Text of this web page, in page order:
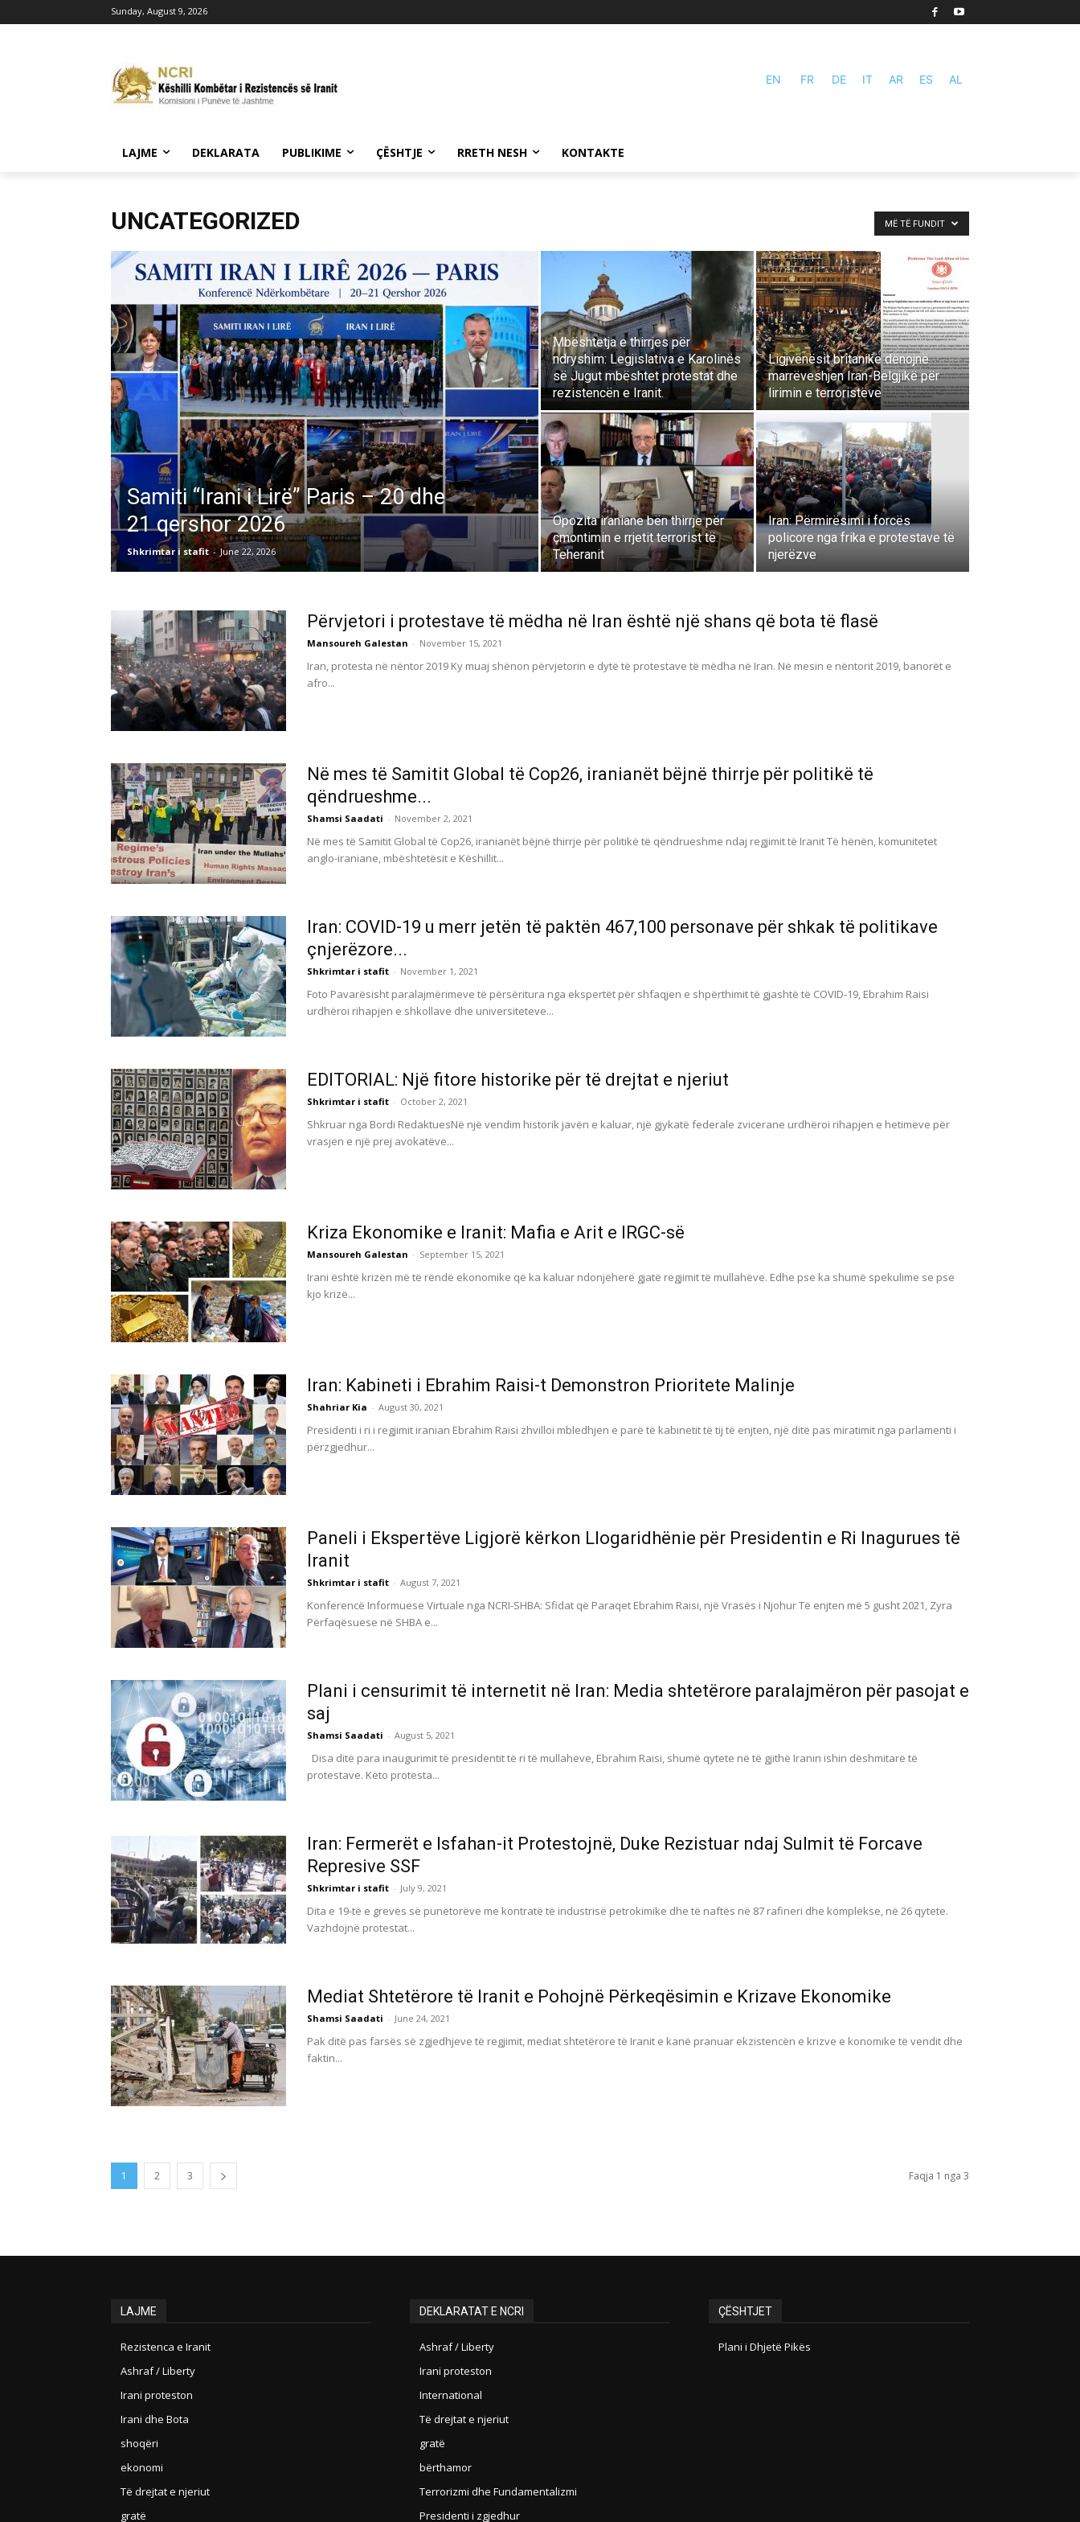
Sunday, August 9, 2026
EN FR DE IT AR ES AL
LAJME DEKLARATA PUBLIKIME ÇËSHTJE RRETH NESH KONTAKTE
UNCATEGORIZED MË TË FUNDIT
Samiti “Irani i Lirë” Paris – 20 dhe
21 qershor 2026
Shkrimtar i stafit - June 22, 2026
Mbështetja e thirrjes për
ndryshim: Legjislativa e Karolinës
së Jugut mbështet protestat dhe
rezistencën e Iranit.
Ligjvënësit britanikë dënojnë
marrëveshjen Iran-Belgjikë për
lirimin e terroristëve
Opozita iraniane bën thirrje për
çmontimin e rrjetit terrorist të
Teheranit
Iran: Përmirësimi i forcës
policore nga frika e protestave të
njerëzve
Përvjetori i protestave të mëdha në Iran është një shans që bota të flasë
Mansoureh Galestan - November 15, 2021
Iran, protesta në nëntor 2019 Ky muaj shënon përvjetorin e dytë të protestave të mëdha në Iran. Në mesin e nëntorit 2019, banorët e
afro...
Në mes të Samitit Global të Cop26, iranianët bëjnë thirrje për politikë të
qëndrueshme...
Shamsi Saadati - November 2, 2021
Në mes të Samitit Global të Cop26, iranianët bëjnë thirrje për politikë të qëndrueshme ndaj regjimit të Iranit Të hënën, komunitetet
anglo-iraniane, mbështetësit e Këshillit...
Iran: COVID-19 u merr jetën të paktën 467,100 personave për shkak të politikave
çnjerëzore...
Shkrimtar i stafit - November 1, 2021
Foto Pavarësisht paralajmërimeve të përsëritura nga ekspertët për shfaqjen e shpërthimit të gjashtë të COVID-19, Ebrahim Raisi
urdhëroi rihapjen e shkollave dhe universiteteve...
EDITORIAL: Një fitore historike për të drejtat e njeriut
Shkrimtar i stafit - October 2, 2021
Shkruar nga Bordi RedaktuesNë një vendim historik javën e kaluar, një gjykatë federale zvicerane urdhëroi rihapjen e hetimeve për
vrasjen e një prej avokatëve...
Kriza Ekonomike e Iranit: Mafia e Arit e IRGC-së
Mansoureh Galestan - September 15, 2021
Irani është krizën më të rëndë ekonomike që ka kaluar ndonjëherë gjatë regjimit të mullahëve. Edhe pse ka shumë spekulime se pse
kjo krizë...
Iran: Kabineti i Ebrahim Raisi-t Demonstron Prioritete Malinje
Shahriar Kia - August 30, 2021
Presidenti i ri i regjimit iranian Ebrahim Raisi zhvilloi mbledhjen e parë të kabinetit të tij të enjten, një ditë pas miratimit nga parlamenti i
përzgjedhur...
Paneli i Ekspertëve Ligjorë kërkon Llogaridhënie për Presidentin e Ri Inagurues të
Iranit
Shkrimtar i stafit - August 7, 2021
Konferencë Informuese Virtuale nga NCRI-SHBA: Sfidat që Paraqet Ebrahim Raisi, një Vrasës i Njohur Të enjten më 5 gusht 2021, Zyra
Përfaqësuese në SHBA e...
Plani i censurimit të internetit në Iran: Media shtetërore paralajmëron për pasojat e
saj
Shamsi Saadati - August 5, 2021
Disa ditë para inaugurimit të presidentit të ri të mullahëve, Ebrahim Raisi, shumë qytete në të gjithë Iranin ishin dëshmitarë të
protestave. Këto protesta...
Iran: Fermerët e Isfahan-it Protestojnë, Duke Rezistuar ndaj Sulmit të Forcave
Represive SSF
Shkrimtar i stafit - July 9, 2021
Dita e 19-të e grevës së punëtorëve me kontratë të industrisë petrokimike dhe të naftës në 87 rafineri dhe komplekse, në 26 qytete.
Vazhdojnë protestat...
Mediat Shtetërore të Iranit e Pohojnë Përkeqësimin e Krizave Ekonomike
Shamsi Saadati - June 24, 2021
Pak ditë pas farsës së zgjedhjeve të regjimit, mediat shtetërore të Iranit e kanë pranuar ekzistencën e krizve e konomike të vendit dhe
faktin...
1 2 3 Faqja 1 nga 3
LAJME
Rezistenca e Iranit
Ashraf / Liberty
Irani proteston
Irani dhe Bota
shoqëri
ekonomi
Të drejtat e njeriut
gratë
DEKLARATAT E NCRI
Ashraf / Liberty
Irani proteston
International
Të drejtat e njeriut
gratë
bërthamor
Terrorizmi dhe Fundamentalizmi
Presidenti i zgjedhur
ÇËSHTJET
Plani i Dhjetë Pikës